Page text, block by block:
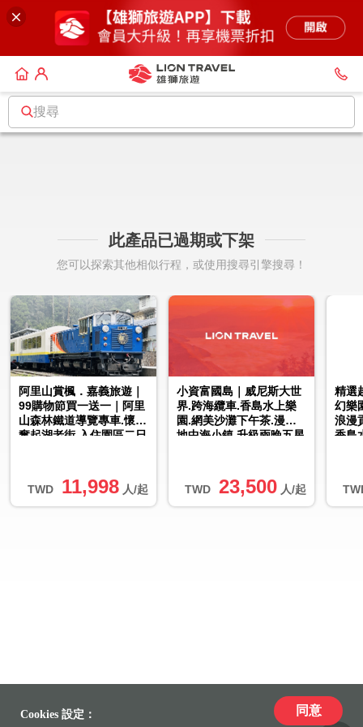
搜尋
此產品已過期或下架
您可以探索其他相似行程，或使用搜尋引擎搜尋！
TWD 11,998 人/起
阿里山賞楓．嘉義旅遊｜
99購物節買一送一｜阿里
山森林鐵道導覽專車.懷舊
奮起湖老街.入住園區二日
TWD 23,500 人/起
小資富國島｜威尼斯大世
界.跨海纜車.香島水上樂
園.網美沙灘下午茶.漫遊
地中海小鎮.升級兩晚五星
精選
幻樂
浪漫
香島
Cookies 設定： 同意